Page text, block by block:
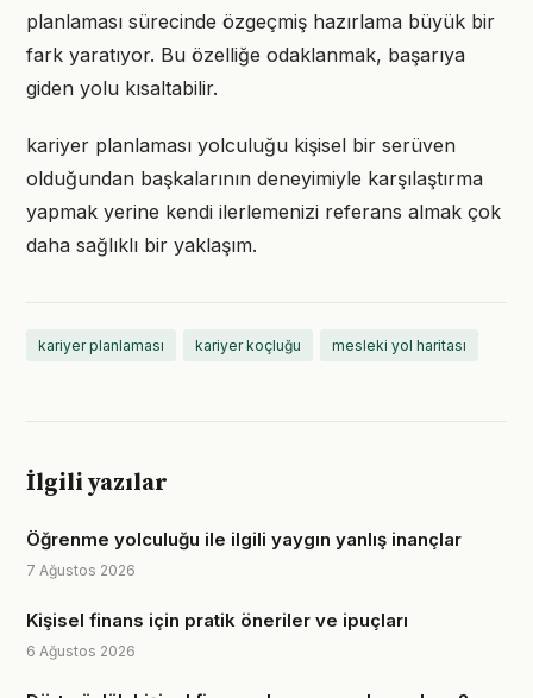
planlaması sürecinde özgeçmiş hazırlama büyük bir
fark yaratıyor. Bu özelliğe odaklanmak, başarıya
giden yolu kısaltabilir.
kariyer planlaması yolculuğu kişisel bir serüven
olduğundan başkalarının deneyimiyle karşılaştırma
yapmak yerine kendi ilerlemenizi referans almak çok
daha sağlıklı bir yaklaşım.
kariyer planlaması kariyer koçluğu mesleki yol haritası
İlgili yazılar
Öğrenme yolculuğu ile ilgili yaygın yanlış inançlar
7 Ağustos 2026
Kişisel finans için pratik öneriler ve ipuçları
6 Ağustos 2026